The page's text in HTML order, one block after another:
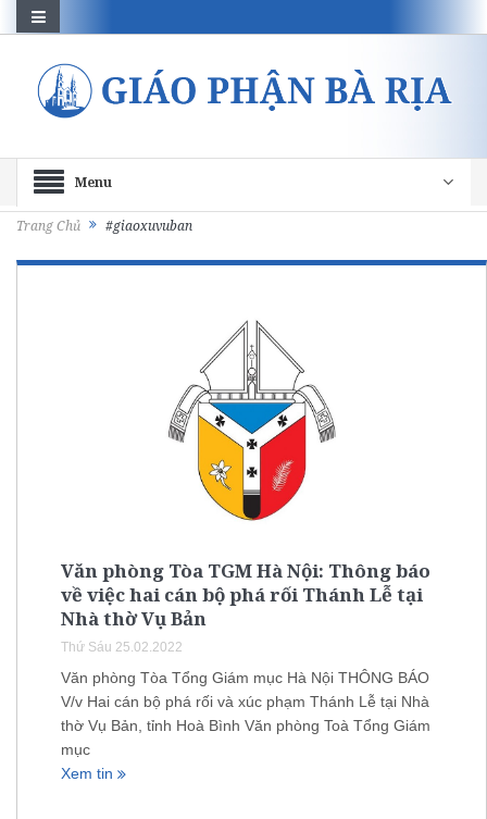
Menu
Trang Chủ #giaoxuvuban
Văn phòng Tòa TGM Hà Nội: Thông báo
về việc hai cán bộ phá rối Thánh Lễ tại
Nhà thờ Vụ Bản
Thứ Sáu 25.02.2022
Văn phòng Tòa Tổng Giám mục Hà Nội THÔNG BÁO
V/v Hai cán bộ phá rối và xúc phạm Thánh Lễ tại Nhà
thờ Vụ Bản, tỉnh Hoà Bình Văn phòng Toà Tổng Giám
mục
Xem tin